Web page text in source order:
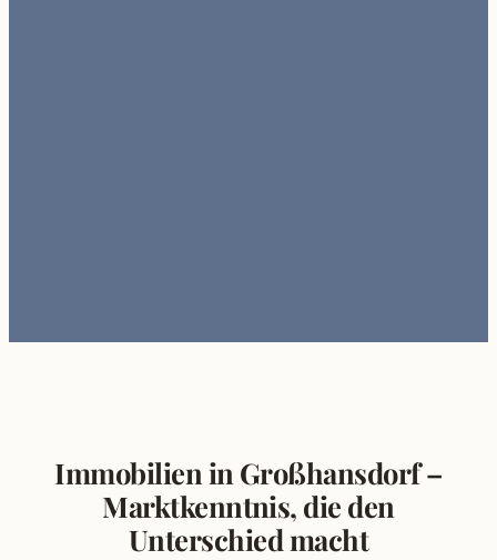
Immobilien in Großhansdorf –
Marktkenntnis, die den
Unterschied macht